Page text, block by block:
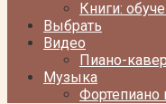
Книги:
Выбрать
Видео
Пиано-
Музыка
Фортепиано